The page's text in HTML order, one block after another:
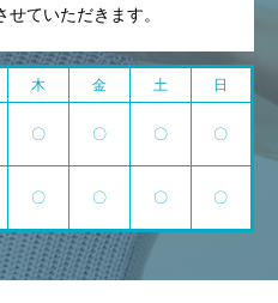
ていただきます。
木 金 土 日
〇 〇 〇 〇
〇 〇 〇 〇